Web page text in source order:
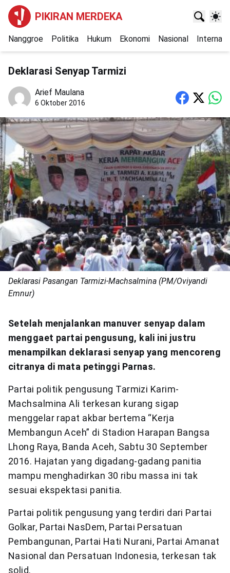
PIKIRAN MERDEKA
Nanggroe Politika Hukum Ekonomi Nasional
Deklarasi Senyap Tarmizi
Arief Maulana
6 Oktober 2016
Deklarasi Pasangan Tarmizi-Machsalmina (PM/Oviyandi
Emnur)
Setelah menjalankan manuver senyap dalam
menggaet partai pengusung, kali ini justru
menampilkan deklarasi senyap yang mencoreng
citranya di mata petinggi Parnas.
Partai politik pengusung Tarmizi Karim-
Machsalmina Ali terkesan kurang sigap
menggelar rapat akbar bertema “Kerja
Membangun Aceh” di Stadion Harapan Bangsa
Lhong Raya, Banda Aceh, Sabtu 30 September
2016. Hajatan yang digadang-gadang panitia
mampu menghadirkan 30 ribu massa ini tak
sesuai ekspektasi panitia.
Partai politik pengusung yang terdiri dari Partai
Golkar, Partai NasDem, Partai Persatuan
Pembangunan, Partai Hati Nurani, Partai Amanat
Nasional dan Persatuan Indonesia, terkesan tak
solid.